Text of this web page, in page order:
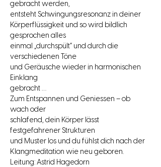
gebracht werden,
entsteht Schwingungsresonanz in deiner
Körperflüssigkeit und so wird bildlich
gesprochen alles
einmal „durchspült“ und durch die
verschiedenen Töne
und Geräusche wieder in harmonischen
Einklang
gebracht …
Zum Entspannen und Geniessen – ob
wach oder
schlafend, dein Körper lässt
festgefahrener Strukturen
und Muster los und du fühlst dich nach der
Klangmeditation wie neu geboren.
Leitung: Astrid Hagedorn